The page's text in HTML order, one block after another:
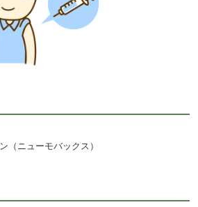
（ニューモバックス）